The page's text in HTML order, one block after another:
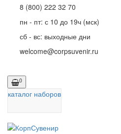
8 (800) 222 32 70
пн - пт: с 10 до 19ч (мск)
сб - вс: выходные дни
welcome@corpsuvenir.ru
0
каталог наборов